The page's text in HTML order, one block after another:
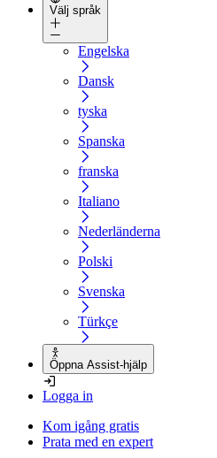
Välj språk
Engelska
Dansk
tyska
Spanska
franska
Italiano
Nederländerna
Polski
Svenska
Türkçe
Öppna Assist-hjälp
Logga in
Kom igång gratis
Prata med en expert